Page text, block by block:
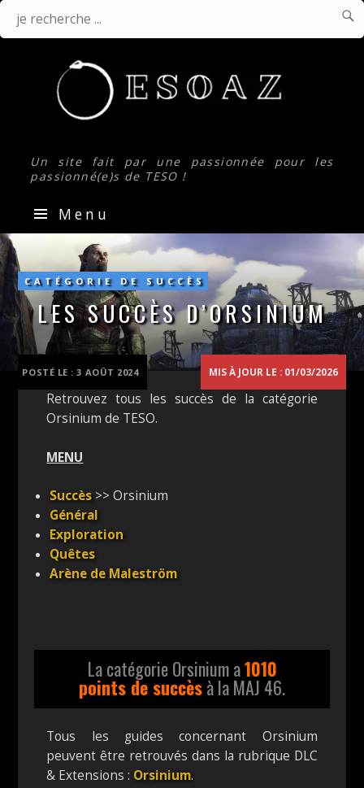
Un site fait par une passionnée pour les
passionné(e)s de TESO !

Menu
Les
succès
d’Orsinium
CATÉGORIE DE SUCCÈS
LES SUCCÈS D’ORSINIUM
MIS À JOUR LE : 01/03/2026
Retrouvez tous les succès de la catégorie
Orsinium de TESO.
MENU
Succès >> Orsinium
Général
Exploration
Quêtes
Arène de Maleström
La catégorie Orsinium a1010
points de succèsà la MAJ 46.
Tous les guides concernant Orsinium
peuvent être retrouvés dans la rubrique DLC
& Extensions : Orsinium.
POSTÉ LE :3 AOÛT 2024